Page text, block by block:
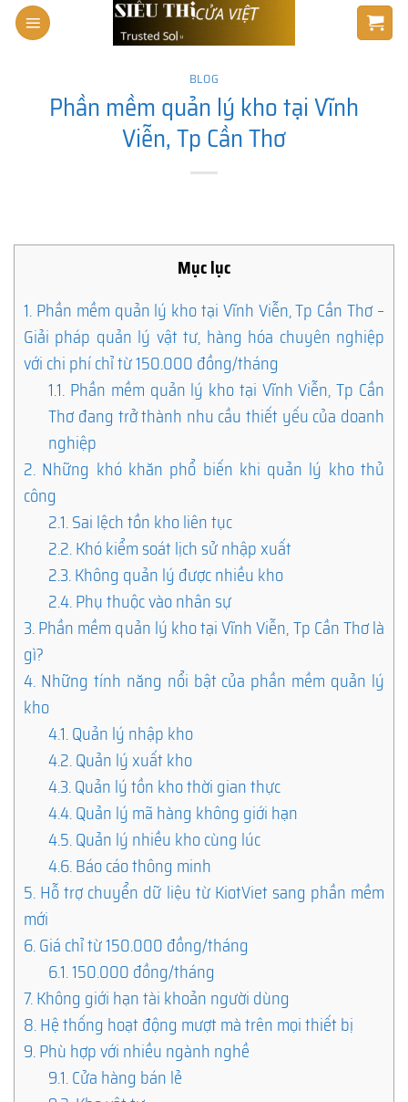
Skip
BLOG
Phần mềm quản lý kho tại Vĩnh
Viễn, Tp Cần Thơ
Mục lục
1. Phần mềm quản lý kho tại Vĩnh Viễn, Tp Cần Thơ –
Giải pháp quản lý vật tư, hàng hóa chuyên nghiệp
với chi phí chỉ từ 150.000 đồng/tháng
1.1. Phần mềm quản lý kho tại Vĩnh Viễn, Tp Cần
Thơ đang trở thành nhu cầu thiết yếu của doanh
nghiệp
2. Những khó khăn phổ biến khi quản lý kho thủ
công
2.1.Sai lệch tồn kho liên tục
2.2.Khó kiểm soát lịch sử nhập xuất
2.3.Không quản lý được nhiều kho
2.4.Phụ thuộc vào nhân sự
3.Phần mềm quản lý kho tại Vĩnh Viễn, Tp Cần Thơ là
gì?
4. Những tính năng nổi bật của phần mềm quản lý
kho
4.1.Quản lý nhập kho
4.2.Quản lý xuất kho
4.3.Quản lý tồn kho thời gian thực
4.4.Quản lý mã hàng không giới hạn
4.5.Quản lý nhiều kho cùng lúc
4.6.Báo cáo thông minh
5. Hỗ trợ chuyển dữ liệu từ KiotViet sang phần mềm
mới
6.Giá chỉ từ 150.000 đồng/tháng
6.1.150.000 đồng/tháng
7.Không giới hạn tài khoản người dùng
8.Hệ thống hoạt động mượt mà trên mọi thiết bị
9.Phù hợp với nhiều ngành nghề
9.1.Cửa hàng bán lẻ